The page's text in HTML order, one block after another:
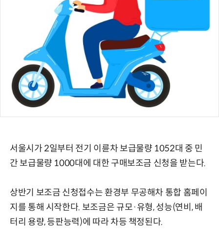
서울시가 2일부터 전기 이륜차 보급물량 1052대 중 민
간 보급물량 1000대에 대한 구매보조금 신청을 받는다.
상반기 보조금 신청접수는 환경부 무공해차 통합 홈페이
지를 통해 시작한다. 보조금은 규모·유형, 성능(연비, 배
터리 용량, 등판능력)에 따라 차등 책정된다.